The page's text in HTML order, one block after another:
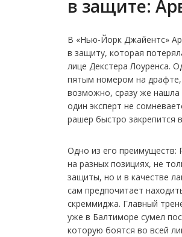
в защите:
В «Нью-Йорк Джайентс»
в защиту, которая
лице Декстера Лоуренса.
пятым номером на
возможно, сразу же нашла
один эксперт не
рашер быстро закрепится
Одно из его преимуществ:
на разных позициях, не
защиты, но и в качестве
сам предпочитает
скреммиджа. Главный
уже в Балтиморе сумел
которую боятся во всей